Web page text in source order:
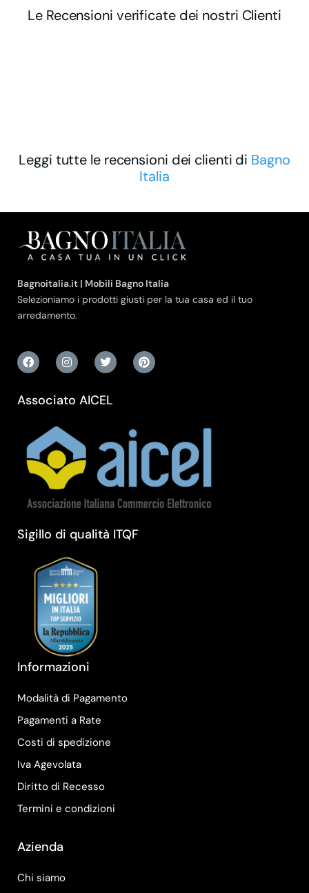
Le Recensioni verificate dei nostri Clienti
Leggi tutte le recensioni dei clienti di Bagno
Italia
Bagnoitalia.it | Mobili Bagno Italia
Selezioniamo i prodotti giusti per la tua casa ed il tuo
arredamento.
Associato AICEL
Sigillo di qualità ITQF
Informazioni
Modalità di Pagamento
Pagamenti a Rate
Costi di spedizione
Iva Agevolata
Diritto di Recesso
Termini e condizioni
Azienda
Chi siamo